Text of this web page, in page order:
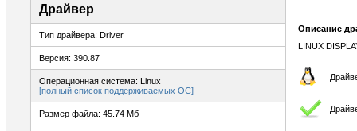
Драйвер
Тип драйвера: Driver
Версия: 390.87
Операционная система: Linux
[полный список поддерживаемых ОС]
Размер файла: 45.74 Мб
Описание
LINUX